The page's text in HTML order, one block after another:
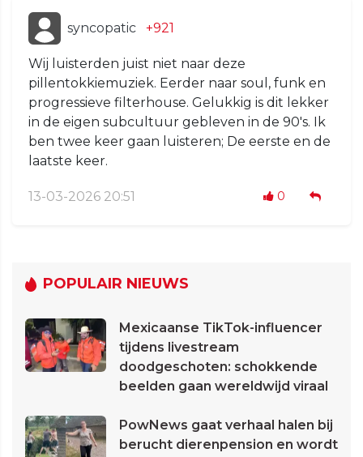
syncopatic +921
Wij luisterden juist niet naar deze
pillentokkiemuziek. Eerder naar soul, funk en
progressieve filterhouse. Gelukkig is dit lekker
in de eigen subcultuur gebleven in de 90's. Ik
ben twee keer gaan luisteren; De eerste en de
laatste keer.
13-03-2026 20:51 0
POPULAIR NIEUWS
Mexicaanse TikTok-influencer
tijdens livestream
doodgeschoten: schokkende
beelden gaan wereldwijd viraal
PowNews gaat verhaal halen bij
berucht dierenpension en wordt